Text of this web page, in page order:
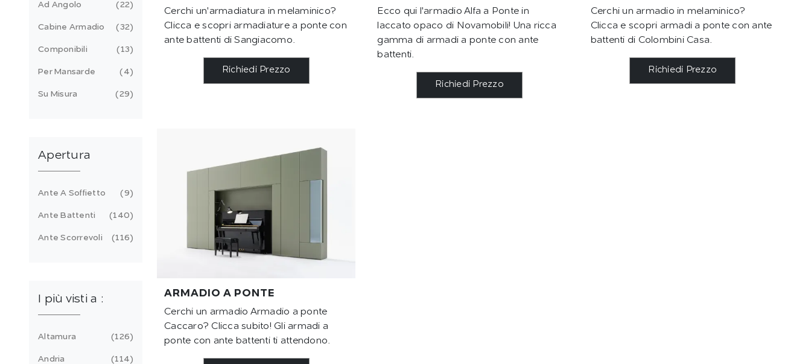
Cerchi un'armadiatura in melaminico?
Clicca e scopri armadiature a ponte con
ante battenti di Sangiacomo.
Richiedi Prezzo
Ecco qui l'armadio Alfa a Ponte in
laccato opaco di Novamobili! Una ricca
gamma di armadi a ponte con ante
battenti.
Richiedi Prezzo
Cerchi un armadio in melaminico?
Clicca e scopri armadi a ponte con ante
battenti di Colombini Casa.
Richiedi Prezzo
ARMADIO A PONTE
Cerchi un armadio Armadio a ponte
Caccaro? Clicca subito! Gli armadi a
ponte con ante battenti ti attendono.
Ad Angolo 22
Cabine Armadio 32
Componibili 13
Per Mansarde 4
Su Misura 29
Apertura
Ante A Soffietto 9
Ante Battenti 140
Ante Scorrevoli 116
I più visti a :
Altamura 126
Andria 114